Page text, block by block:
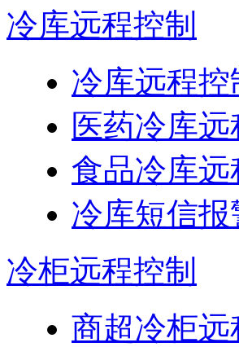
冷库远程控制
冷库远程
医药冷库
食品冷库
冷库短信报
冷柜远程控制
商超冷柜